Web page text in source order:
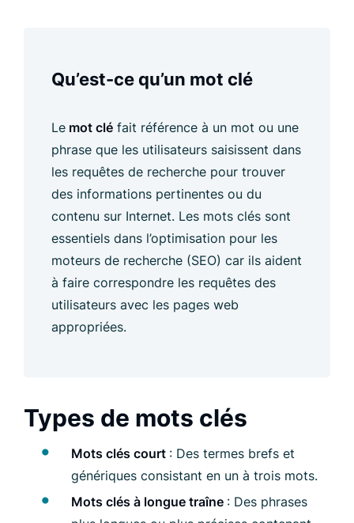
Qu’est-ce qu’un mot clé
Le mot clé fait référence à un mot ou une
phrase que les utilisateurs saisissent dans
les requêtes de recherche pour trouver
des informations pertinentes ou du
contenu sur Internet. Les mots clés sont
essentiels dans l’optimisation pour les
moteurs de recherche (SEO) car ils aident
à faire correspondre les requêtes des
utilisateurs avec les pages web
appropriées.
Types de mots clés
Mots clés court : Des termes brefs et
génériques consistant en un à trois mots.
Mots clés à longue traîne : Des phrases